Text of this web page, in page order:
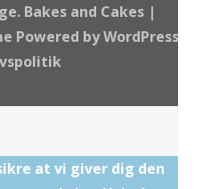
. Bakes and Cakes |
Powered byWordPress.
at vi giver dig den